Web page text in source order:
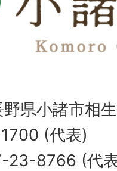
県小諸市相
(代表)
23-8766 (